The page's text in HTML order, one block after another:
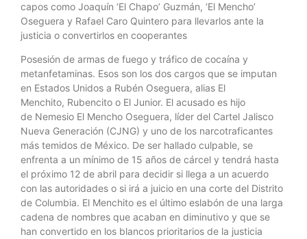
capos como Joaquín ‘El Chapo’ Guzmán, ‘El Mencho’
Oseguera y Rafael Caro Quintero para llevarlos ante la
justicia o convertirlos en cooperantes
Posesión de armas de fuego y tráfico de cocaína y
metanfetaminas. Esos son los dos cargos que se imputan
en Estados Unidos a Rubén Oseguera, alias El
Menchito, Rubencito o El Junior. El acusado es hijo
de Nemesio El Mencho Oseguera, líder del Cartel Jalisco
Nueva Generación (CJNG) y uno de los narcotraficantes
más temidos de México. De ser hallado culpable, se
enfrenta a un mínimo de 15 años de cárcel y tendrá hasta
el próximo 12 de abril para decidir si llega a un acuerdo
con las autoridades o si irá a juicio en una corte del Distrito
de Columbia. El Menchito es el último eslabón de una larga
cadena de nombres que acaban en diminutivo y que se
han convertido en los blancos prioritarios de la justicia